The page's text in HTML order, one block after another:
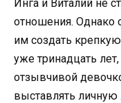
Инга и Виталий не
отношения. Однако
им создать
уже тринадцать
отзывчивой
выставлять личную